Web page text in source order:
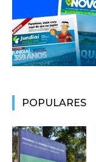
POPULARES